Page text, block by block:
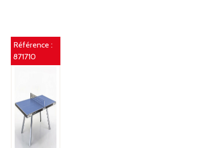
Référence :
871710